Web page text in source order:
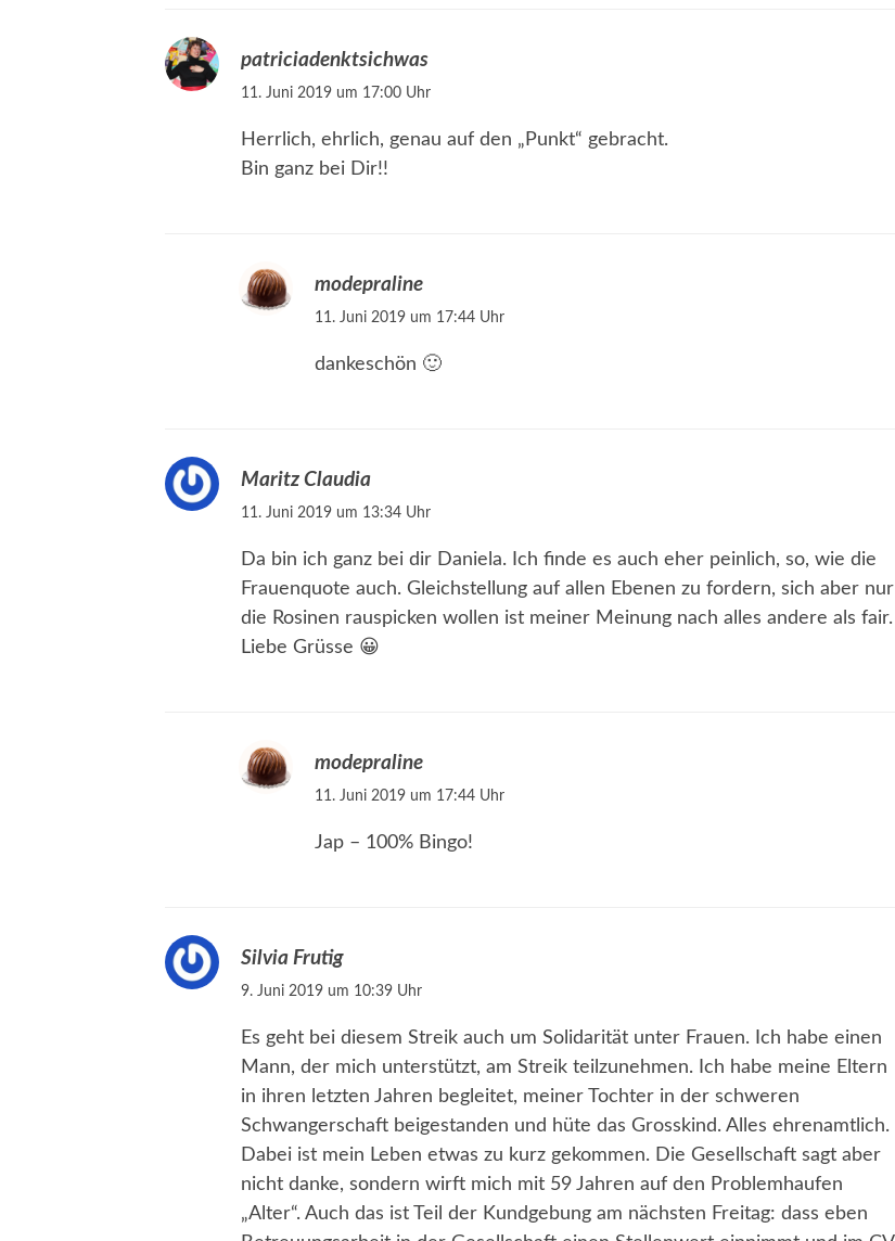
patriciadenktsichwas
11. Juni 2019 um 17:00 Uhr
Herrlich, ehrlich, genau auf den „Punkt“ gebracht.
Bin ganz bei Dir!!
modepraline
11. Juni 2019 um 17:44 Uhr
dankeschön 🙂
Maritz Claudia
11. Juni 2019 um 13:34 Uhr
Da bin ich ganz bei dir Daniela. Ich finde es auch eher peinlich, so, wie die
Frauenquote auch. Gleichstellung auf allen Ebenen zu fordern, sich aber nur
die Rosinen rauspicken wollen ist meiner Meinung nach alles andere als fair.
Liebe Grüsse 😀
modepraline
11. Juni 2019 um 17:44 Uhr
Jap – 100% Bingo!
Silvia Frutig
9. Juni 2019 um 10:39 Uhr
Es geht bei diesem Streik auch um Solidarität unter Frauen. Ich habe einen
Mann, der mich unterstützt, am Streik teilzunehmen. Ich habe meine Eltern
in ihren letzten Jahren begleitet, meiner Tochter in der schweren
Schwangerschaft beigestanden und hüte das Grosskind. Alles ehrenamtlich.
Dabei ist mein Leben etwas zu kurz gekommen. Die Gesellschaft sagt aber
nicht danke, sondern wirft mich mit 59 Jahren auf den Problemhaufen
„Alter“. Auch das ist Teil der Kundgebung am nächsten Freitag: dass eben